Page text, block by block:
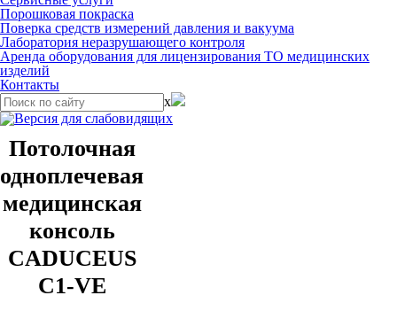
Порошковая покраска
Поверка средств измерений давления и вакуума
Лаборатория неразрушающего контроля
Аренда оборудования для лицензирования ТО медицинских
изделий
Контакты
x
Потолочная
одноплечевая
медицинская
консоль
CADUCEUS
C1-VE